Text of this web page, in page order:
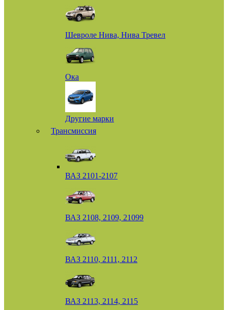
Шевроле Нива, Нива Тревел
Ока
Другие марки
Трансмиссия
ВАЗ 2101-2107
ВАЗ 2108, 2109, 21099
ВАЗ 2110, 2111, 2112
ВАЗ 2113, 2114, 2115